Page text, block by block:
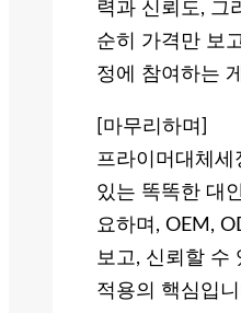
력과 신뢰도, 그
순히 가격만 보
정에 참여하는
[마무리하며]
프라이머대체
있는 똑똑한 대
요하며, OEM,
보고, 신뢰할 수
적용의 핵심입